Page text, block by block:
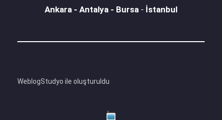
Ankara - Antalya - Bursa - İstanbul
WeblogStudyo ile oluşturuldu